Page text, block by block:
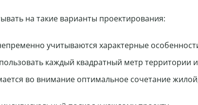
на такие варианты проектирования:
учитываются характерные
каждый квадратный метр территории
во внимание оптимальное сочетание